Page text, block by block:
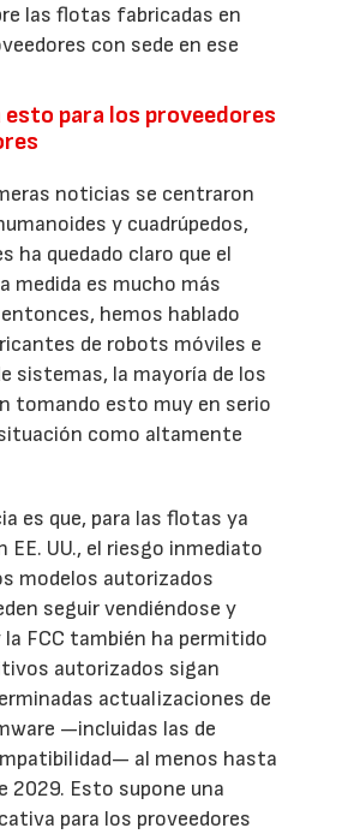
las flotas fabricadas en
con sede en ese
para los proveedores
noticias se centraron
y cuadrúpedos,
ha quedado claro que el
medida es mucho más
hemos hablado
de robots móviles e
sistemas, la mayoría de los
tomando esto muy en serio
como altamente
es que, para las flotas ya
EE. UU., el riesgo inmediato
modelos autorizados
seguir vendiéndose y
FCC también ha permitido
autorizados sigan
actualizaciones de
—incluidas las de
al menos hasta
2029. Esto supone una
para los proveedores